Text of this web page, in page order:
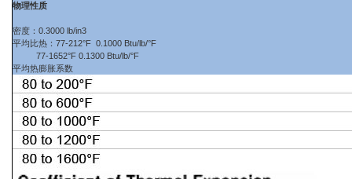
物理性质
密度：0.3000 lb/in3
平均比热：77-212°F 0.1000 Btu/lb/°F
77-1652°F 0.1300 Btu/lb/°F
平均热膨胀系数